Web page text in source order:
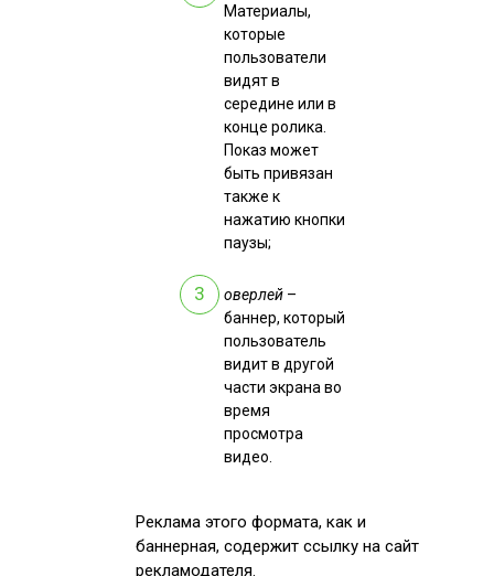
Материалы,
которые
пользователи
видят в
середине или в
конце ролика.
Показ может
быть привязан
также к
нажатию кнопки
паузы;
оверлей–
баннер, который
пользователь
видит в другой
части экрана во
время
просмотра
видео.
Реклама этого формата, как и
баннерная, содержит ссылку на сайт
рекламодателя.